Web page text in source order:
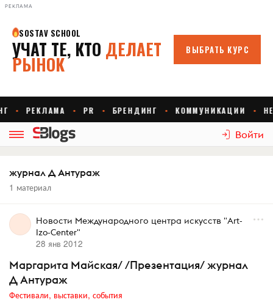
РЕКЛАМА
Войти
журнал Д Антураж
1 материал
Новости Международного центра искусств "Art-
Izo-Center"
28 янв 2012
Маргарита Майская/ /Презентация/ журнал
Д Антураж
Фестивали, выставки, события